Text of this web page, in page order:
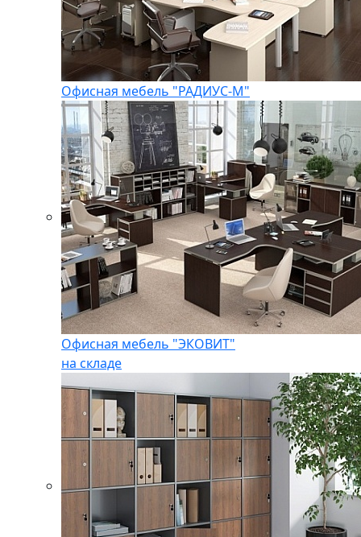
Офисная мебель "РАДИУС-М"
Офисная мебель "ЭКОВИТ"
на складе